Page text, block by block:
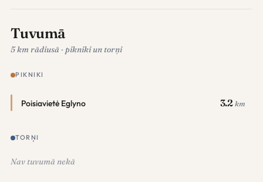
Tuvumā
5 km rādiusā · pikniki un torņi
PIKNIKI
Poisiavietė Eglyno 3.2 km
TORŅI
Nav tuvumā nekā